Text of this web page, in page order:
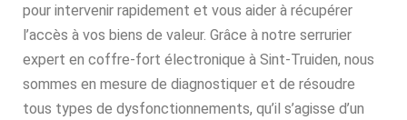
pour intervenir rapidement et vous aider à récupérer
l’accès à vos biens de valeur. Grâce à notre serrurier
expert en coffre-fort électronique à Sint-Truiden, nous
sommes en mesure de diagnostiquer et de résoudre
tous types de dysfonctionnements, qu’il s’agisse d’un